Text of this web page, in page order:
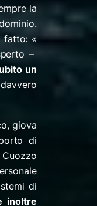
la
fatto: «
–
un
giova
di
di
inoltre